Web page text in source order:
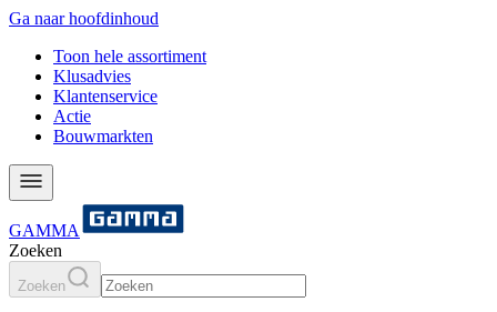
Ga naar hoofdinhoud
Toon hele assortiment
Klusadvies
Klantenservice
Actie
Bouwmarkten
GAMMA
Zoeken
Zoeken